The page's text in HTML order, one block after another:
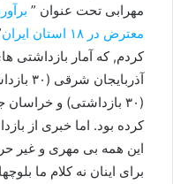
مهرابی تحت عنوان ”
معترض در ۱۸ استان ایران
کردم, که آمار بازداشتی
کرده بود. اما خبری از
این همه بی مهری و غیر
برای اینان نه کلام ما